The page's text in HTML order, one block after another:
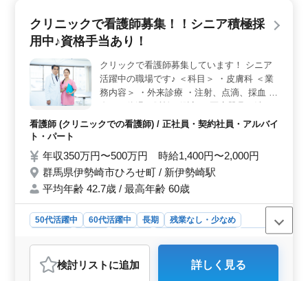
クリニックで看護師募集！！シニア積極採
用中♪資格手当あり！
クリックで看護師募集しています！ シニア
活躍中の職場です♪ ＜科目＞ ・皮膚科 ＜業
務内容＞ ・外来診療 ・注射、点滴、採血 ・
浄、消毒 ・薬品や備品・器具の発注 ・バイ
通勤可能 ・有給取得率高め 皆様のご応募お
待ちしております！
看護師 (クリニックでの看護師) / 正社員・契約社員・アルバイ
ト・パート
年収350万円〜500万円 時給1,400円〜2,000円
群馬県伊勢崎市ひろせ町 / 新伊勢崎駅
平均年齢 42.7歳 / 最高年齢 60歳
50代活躍中 60代活躍中 長期
残業なし・少なめ
看護師
おすすめポイント
＜働きやすさ＞ 群馬県伊勢崎市ひろせ町にあるクリニ
検討リスト に追加 詳しく見る